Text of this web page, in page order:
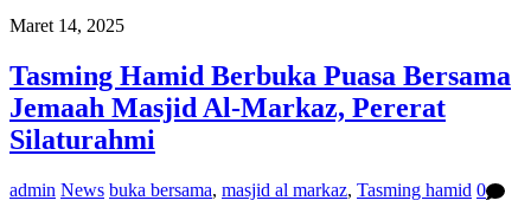
Maret 14, 2025
Tasming Hamid Berbuka Puasa Bersama
Jemaah Masjid Al-Markaz, Pererat
Silaturahmi
admin News buka bersama, masjid al markaz, Tasming hamid 0